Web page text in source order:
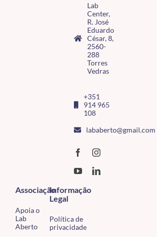
Lab
Center,
R. José
Eduardo
César, 8,
2560-
288
Torres
Vedras
+351
914 965
108
lababerto@gmail.com
Associação
Apoia o
Lab
Aberto
Informação
Legal
Política de
privacidade